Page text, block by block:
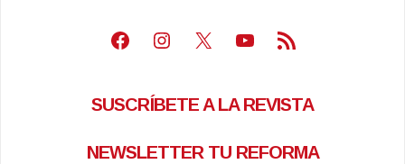
Facebook
Instagram
X Youtube
Feed RSS
SUSCRÍBETE A LA REVISTA
NEWSLETTER TU REFORMA